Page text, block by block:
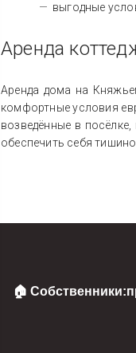
выгодные
Аренда
Аренда дома на
комфортные условия
возведённые в
обеспечить себя
🏠 Собственники: